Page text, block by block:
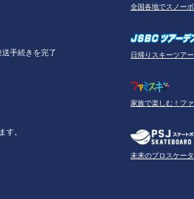
全国各地でスノー
日帰りスキーツア
家族で楽しむ！フ
未来のプロスケータ
手続きを完了
す。